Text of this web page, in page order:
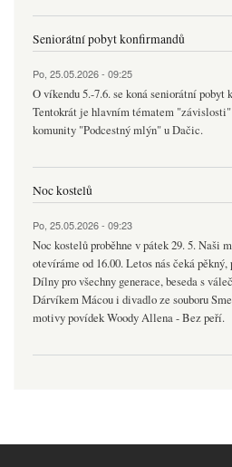
Seniorátní pobyt konfirmandů
Po, 25.05.2026 - 09:25
O víkendu 5.-7.6. se koná seniorátní
Tentokrát je hlavním tématem "závislosti"
komunity "Podcestný mlýn" u Dačic.
Noc kostelů
Po, 25.05.2026 - 09:23
Noc kostelů proběhne v pátek 29. 5. Naši
otevíráme od 16.00. Letos nás čeká
Dílny pro všechny generace, beseda s
Dárvíkem Mácou i divadlo ze souboru
motivy povídek Woody Allena - Bez peří.